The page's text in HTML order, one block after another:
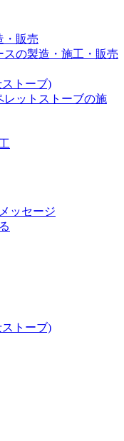
・販売
スの製造・施工・販売
トーブ)
レットストーブの施
ッセージ
トーブ)